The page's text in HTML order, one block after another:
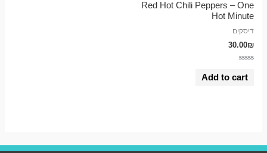
Red Hot Chili Peppers – One
Hot Minute
דיסקים
30.00₪
out
Add to cart